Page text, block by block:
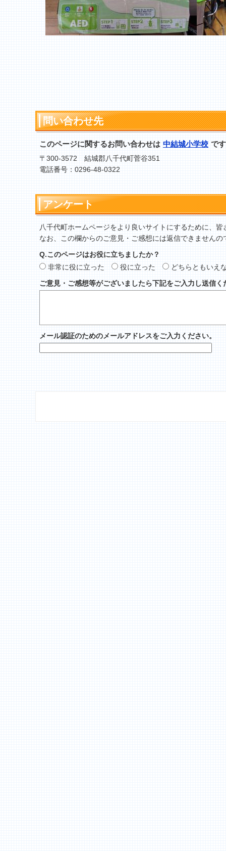
問い合わせ先
このページに関するお問い合わせは 中結城小学校 で
〒300-3572 結城郡八千代町菅谷351
電話番号：0296-48-0322
アンケート
八千代町ホームページをより良いサイトにするために、
なお、この欄からのご意見・ご感想には返信できませんの
Q.このページはお役に立ちましたか？
非常に役に立った
役に立った
どちらともいえ
ご意見・ご感想等がございましたら下記をご入力し送信く
メール認証のためのメールアドレスをご入力ください。